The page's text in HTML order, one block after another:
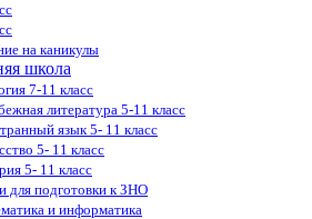
на каникулы
школа
7-11 класс
литература 5-11 класс
язык 5- 11 класс
5- 11 класс
5- 11 класс
для подготовки к ЗНО
и информатика